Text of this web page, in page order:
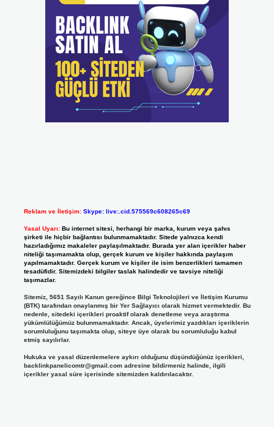
Reklam ve İletişim: Skype: live:.cid.575569c608265c69
Yasal Uyarı: Bu internet sitesi, herhangi bir marka, kurum veya şahıs
şirketi ile hiçbir bağlantısı bulunmamaktadır. Sitede yalnızca kendi
hazırladığımız makaleler paylaşılmaktadır. Burada yer alan içerikler haber
niteliği taşımamakta olup, gerçek kurum ve kişiler hakkında paylaşım
yapılmamaktadır. Gerçek kurum ve kişiler ile isim benzerlikleri tamamen
tesadüfidir. Sitemizdeki bilgiler taslak halindedir ve tavsiye niteliği
taşımazlar.
Sitemiz, 5651 Sayılı Kanun gereğince Bilgi Teknolojileri ve İletişim Kurumu
(BTK) tarafından onaylanmış bir Yer Sağlayıcı olarak hizmet vermektedir. Bu
nedenle, sitedeki içerikleri proaktif olarak denetleme veya araştırma
yükümlülüğümüz bulunmamaktadır. Ancak, üyelerimiz yazdıkları içeriklerin
sorumluluğunu taşımakta olup, siteye üye olarak bu sorumluluğu kabul
etmiş sayılırlar.
Hukuka ve yasal düzenlemelere aykırı olduğunu düşündüğünüz içerikleri,
backlinkpanelicomtr@gmail.comadresine bildirmeniz halinde, ilgili
içerikler yasal süre içerisinde sitemizden kaldırılacaktır.